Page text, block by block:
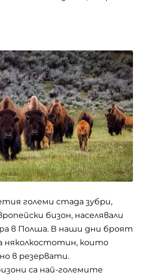
големи стада зубри,
бизон, населявали
в Полша. В наши дни броят
няколкостотин, които
в резервати.
са най-големите